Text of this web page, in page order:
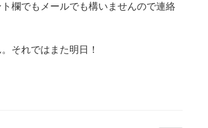
欄でもメールでも構いませんので連絡
それではまた明日！